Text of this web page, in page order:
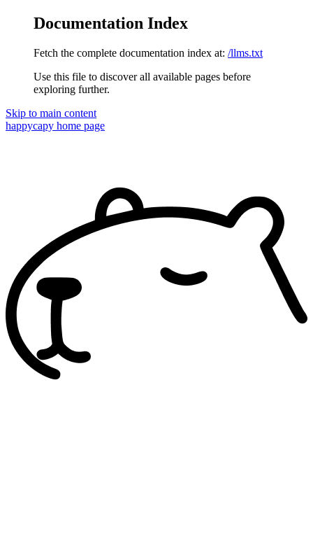
Documentation Index
Fetch the complete documentation index at: /llms.txt
Use this file to discover all available pages before
exploring further.
Skip to main content
happycapy home page